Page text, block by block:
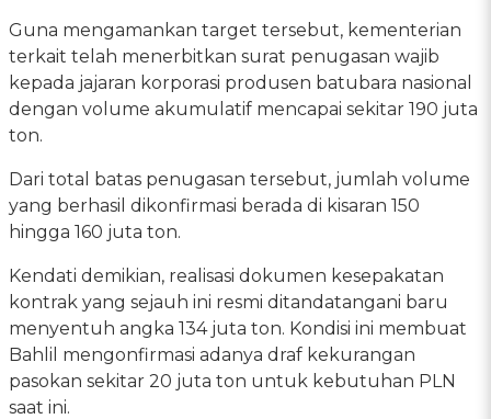
Guna mengamankan target tersebut, kementerian
terkait telah menerbitkan surat penugasan wajib
kepada jajaran korporasi produsen batubara nasional
dengan volume akumulatif mencapai sekitar 190 juta
ton.
Dari total batas penugasan tersebut, jumlah volume
yang berhasil dikonfirmasi berada di kisaran 150
hingga 160 juta ton.
Kendati demikian, realisasi dokumen kesepakatan
kontrak yang sejauh ini resmi ditandatangani baru
menyentuh angka 134 juta ton. Kondisi ini membuat
Bahlil mengonfirmasi adanya draf kekurangan
pasokan sekitar 20 juta ton untuk kebutuhan PLN
saat ini.